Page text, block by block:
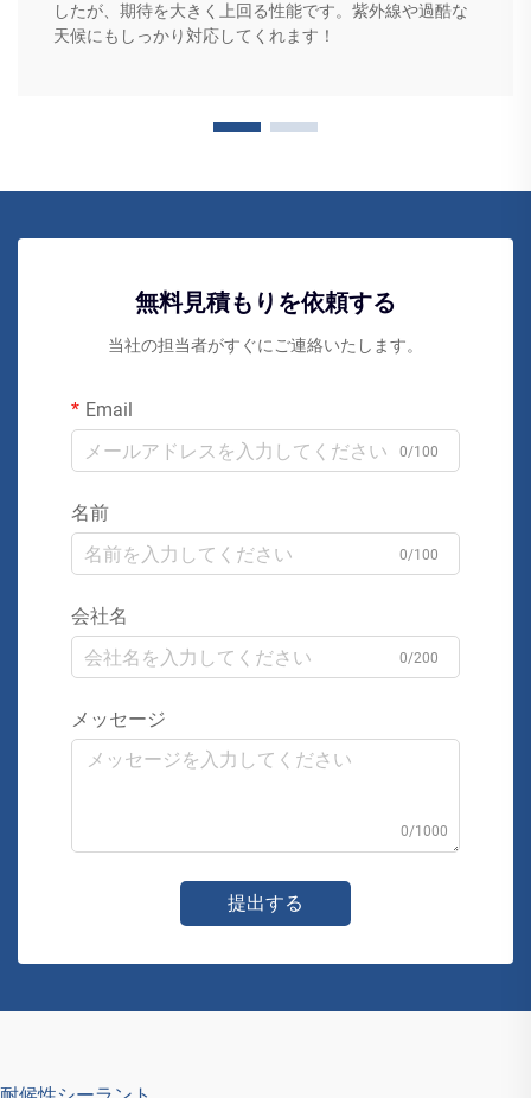
したが、期待を大きく上回る性能です。紫外線や過酷な
天候にもしっかり対応してくれます！
無料見積もりを依頼する
当社の担当者がすぐにご連絡いたします。
Email
0/100
名前
0/100
会社名
0/200
メッセージ
0/1000
提出する